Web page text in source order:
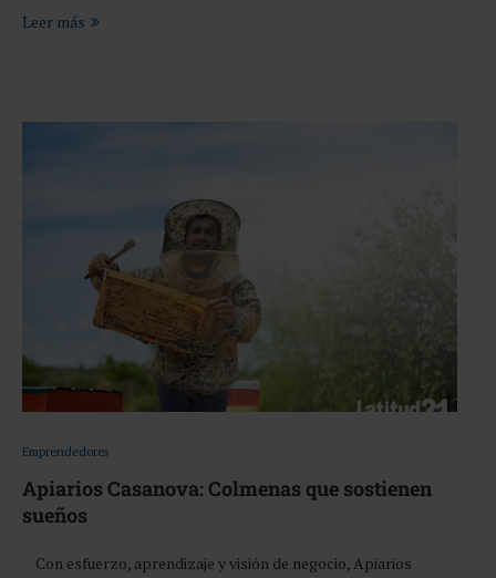
Leer más
Emprendedores
Apiarios Casanova: Colmenas que sostienen
sueños
Con esfuerzo, aprendizaje y visión de negocio, Apiarios